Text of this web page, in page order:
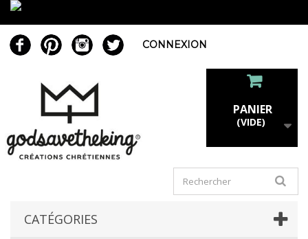
CONNEXION
PANIER
(VIDE)
CATÉGORIES